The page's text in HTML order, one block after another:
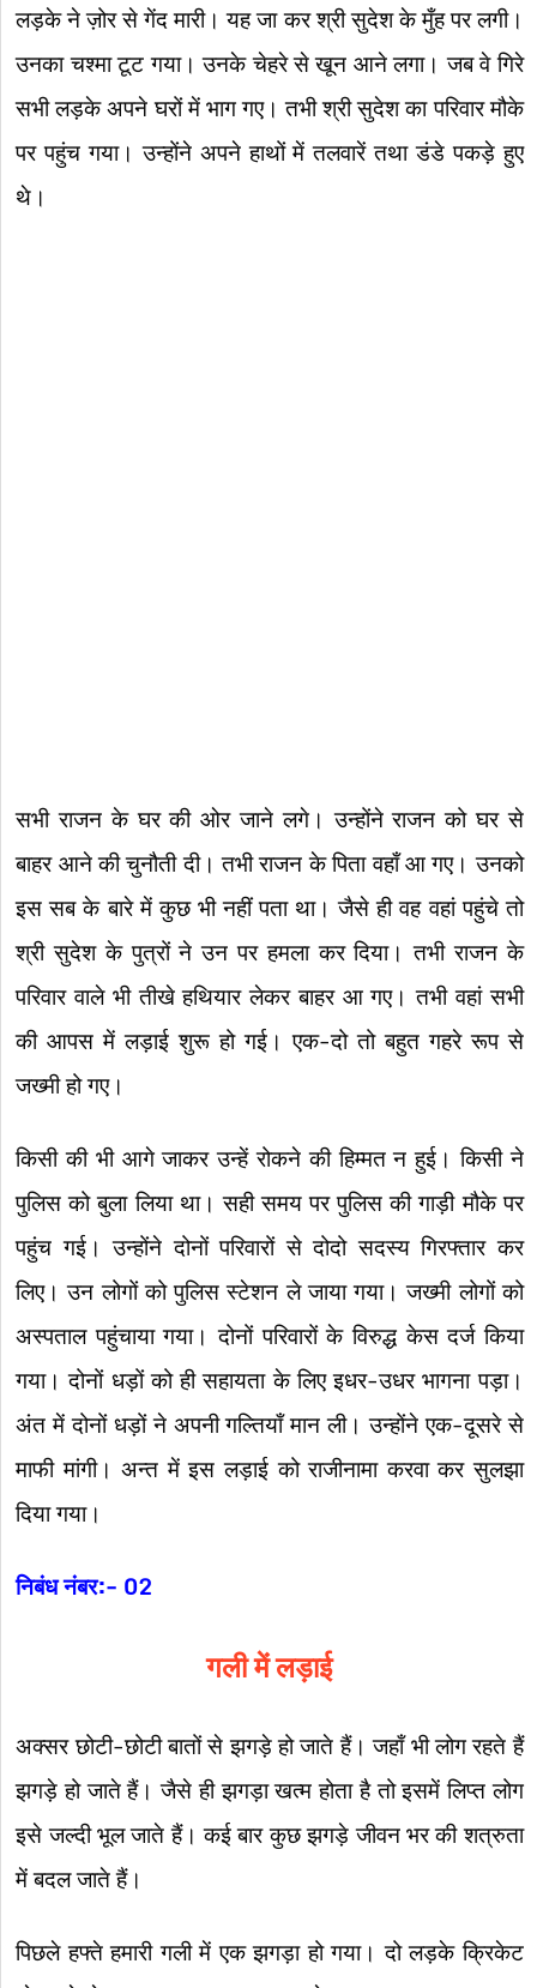
लड़के ने ज़ोर से गेंद मारी। यह जा कर श्री सुदेश के मुँह पर लगी।
उनका चश्मा टूट गया। उनके चेहरे से खून आने लगा। जब वे गिरे
सभी लड़के अपने घरों में भाग गए। तभी श्री सुदेश का परिवार मौके
पर पहुंच गया। उन्होंने अपने हाथों में तलवारें तथा डंडे पकड़े हुए
थे।
सभी राजन के घर की ओर जाने लगे। उन्होंने राजन को घर से
बाहर आने की चुनौती दी। तभी राजन के पिता वहाँ आ गए। उनको
इस सब के बारे में कुछ भी नहीं पता था। जैसे ही वह वहां पहुंचे तो
श्री सुदेश के पुत्रों ने उन पर हमला कर दिया। तभी राजन के
परिवार वाले भी तीखे हथियार लेकर बाहर आ गए। तभी वहां सभी
की आपस में लड़ाई शुरू हो गई। एक-दो तो बहुत गहरे रूप से
जख्मी हो गए।
किसी की भी आगे जाकर उन्हें रोकने की हिम्मत न हुई। किसी ने
पुलिस को बुला लिया था। सही समय पर पुलिस की गाड़ी मौके पर
पहुंच गई। उन्होंने दोनों परिवारों से दोदो सदस्य गिरफ्तार कर
लिए। उन लोगों को पुलिस स्टेशन ले जाया गया। जख्मी लोगों को
अस्पताल पहुंचाया गया। दोनों परिवारों के विरुद्ध केस दर्ज किया
गया। दोनों धड़ों को ही सहायता के लिए इधर-उधर भागना पड़ा।
अंत में दोनों धड़ों ने अपनी गल्तियाँ मान ली। उन्होंने एक-दूसरे से
माफी मांगी। अन्त में इस लड़ाई को राजीनामा करवा कर सुलझा
दिया गया।
निबंध नंबर:- 02
गली में लड़ाई
अक्सर छोटी-छोटी बातों से झगड़े हो जाते हैं। जहाँ भी लोग रहते हैं
झगड़े हो जाते हैं। जैसे ही झगड़ा खत्म होता है तो इसमें लिप्त लोग
इसे जल्दी भूल जाते हैं। कई बार कुछ झगड़े जीवन भर की शत्रुता
में बदल जाते हैं।
पिछले हफ्ते हमारी गली में एक झगड़ा हो गया। दो लड़के क्रिकेट